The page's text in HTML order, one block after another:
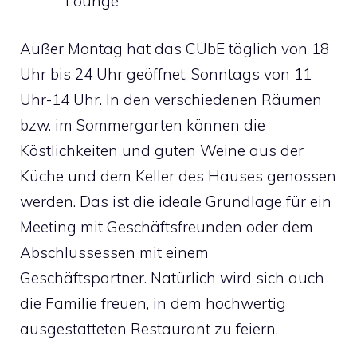
Außer Montag hat das CUbE täglich von 18
Uhr bis 24 Uhr geöffnet, Sonntags von 11
Uhr-14 Uhr. In den verschiedenen Räumen
bzw. im Sommergarten können die
Köstlichkeiten und guten Weine aus der
Küche und dem Keller des Hauses genossen
werden. Das ist die ideale Grundlage für ein
Meeting mit Geschäftsfreunden oder dem
Abschlussessen mit einem
Geschäftspartner. Natürlich wird sich auch
die Familie freuen, in dem hochwertig
ausgestatteten Restaurant zu feiern.